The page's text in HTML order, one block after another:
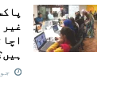
جون 15,